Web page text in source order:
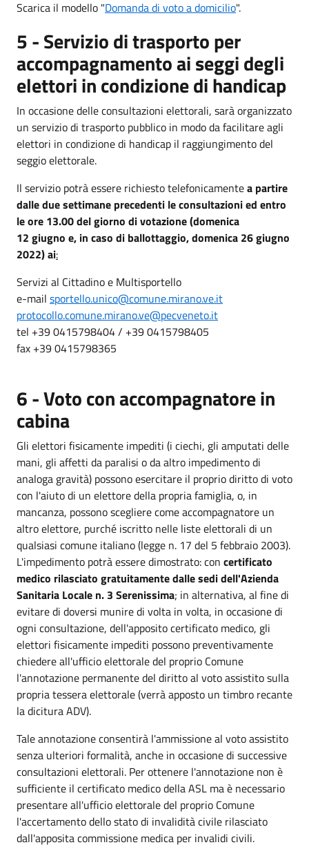
Scarica il modello "Domanda di voto a domicilio".
5 - Servizio di trasporto per
accompagnamento ai seggi degli
elettori in condizione di handicap
In occasione delle consultazioni elettorali, sarà organizzato
un servizio di trasporto pubblico in modo da facilitare agli
elettori in condizione di handicap il raggiungimento del
seggio elettorale.
Il servizio potrà essere richiesto telefonicamentea partire
dalle due settimane precedenti le consultazioni ed entro
le ore 13.00 del giorno di votazione (domenica
12 giugno e, in caso di ballottaggio, domenica 26 giugno
2022) ai:
Servizi al Cittadino e Multisportello
e-mail sportello.unico@comune.mirano.ve.it
protocollo.comune.mirano.ve@pecveneto.it
tel +39 0415798404 / +39 0415798405
fax +39 0415798365
6 - Voto con accompagnatore in
cabina
Gli elettori fisicamente impediti (i ciechi, gli amputati delle
mani, gli affetti da paralisi o da altro impedimento di
analoga gravità) possono esercitare il proprio diritto di voto
con l'aiuto di un elettore della propria famiglia, o, in
mancanza, possono scegliere come accompagnatore un
altro elettore, purché iscritto nelle liste elettorali di un
qualsiasi comune italiano (legge n. 17 del 5 febbraio 2003).
L'impedimento potrà essere dimostrato: con certificato
medico rilasciato gratuitamente dalle sedi dell'Azienda
Sanitaria Locale n. 3 Serenissima; in alternativa, al fine di
evitare di doversi munire di volta in volta, in occasione di
ogni consultazione, dell'apposito certificato medico, gli
elettori fisicamente impediti possono preventivamente
chiedere all'ufficio elettorale del proprio Comune
l'annotazione permanente del diritto al voto assistito sulla
propria tessera elettorale (verrà apposto un timbro recante
la dicitura ADV).
Tale annotazione consentirà l'ammissione al voto assistito
senza ulteriori formalità, anche in occasione di successive
consultazioni elettorali. Per ottenere l'annotazione non è
sufficiente il certificato medico della ASL ma è necessario
presentare all'ufficio elettorale del proprio Comune
l'accertamento dello stato di invalidità civile rilasciato
dall'apposita commissione medica per invalidi civili.